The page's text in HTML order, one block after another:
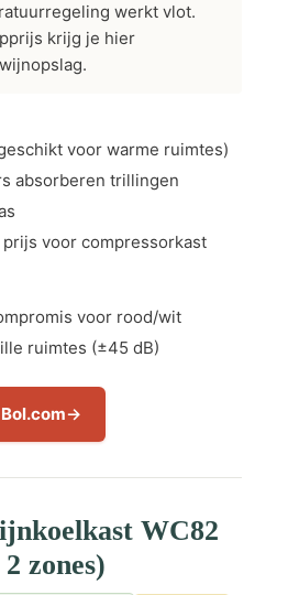
werkt vlot.
krijg je hier
voor warme ruimtes)
absorberen trillingen
voor compressorkast
voor rood/wit
ruimtes (±45 dB)
WC82
zones)